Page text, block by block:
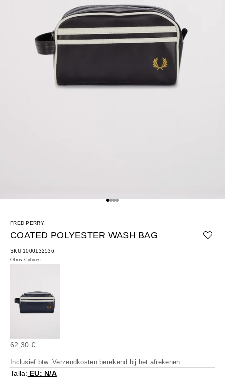
Naar artikel 1
Naar artikel 2
Naar artikel 3
Naar artikel 4
FRED PERRY
COATED POLYESTER WASH BAG
SKU 1000132536
Otros Colores
Aanbiedingsprijs
62,30 €
Inclusief btw.Verzendkosten berekend bij het afrekenen
Talla: EU: N/A